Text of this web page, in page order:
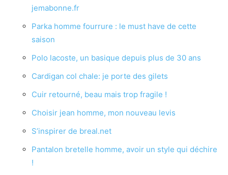
jemabonne.fr
Parka homme fourrure : le must have de cette
saison
Polo lacoste, un basique depuis plus de 30 ans
Cardigan col chale: je porte des gilets
Cuir retourné, beau mais trop fragile !
Choisir jean homme, mon nouveau levis
S’inspirer de breal.net
Pantalon bretelle homme, avoir un style qui déchire
!